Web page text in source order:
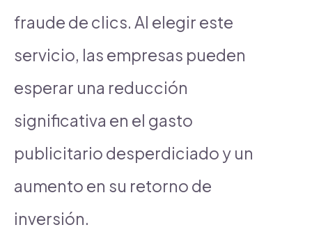
fraude de clics. Al elegir este
servicio, las empresas pueden
esperar una reducción
significativa en el gasto
publicitario desperdiciado y un
aumento en su retorno de
inversión.